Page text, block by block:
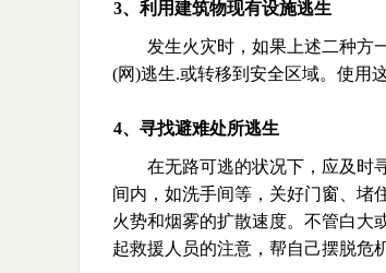
3、利用建筑物现有设施逃生
发生火灾时，如果上述二种方
(网)逃生.或转移到安全区域。使用
4、寻找避难处所逃生
在无路可逃的状况下，应及时
间内，如洗手间等，关好门窗、堵
火势和烟雾的扩散速度。不管白大
起救援人员的注意，帮自己摆脱危机